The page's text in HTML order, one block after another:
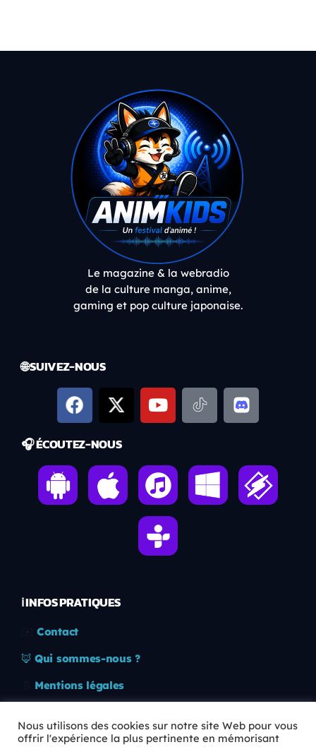
Le magazine & la webradio
de la culture manga, anime,
gaming et pop culture japonaise.
🌐 SUIVEZ-NOUS
🎧 ÉCOUTEZ-NOUS
ℹ️ INFOS PRATIQUES
Contact
🦊 Qui sommes-nous ?
Mentions légales
🛡️ RGPD
Nous utilisons des cookies sur notre site Web pour vous
offrir l'expérience la plus pertinente en mémorisant